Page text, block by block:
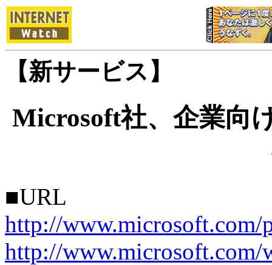
【新サービス】
Microsoft社、企業向
■URL
http://www.microsoft.com/
http://www.microsoft.com/